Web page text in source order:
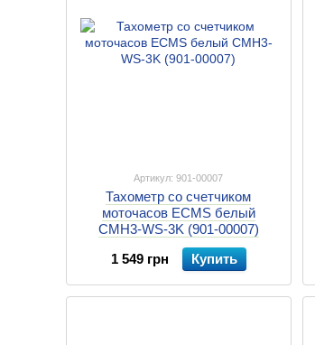
Артикул: 901-00007
Тахометр со счетчиком
моточасов ECMS белый
CMH3-WS-3K (901-00007)
1 549 грн
Купить